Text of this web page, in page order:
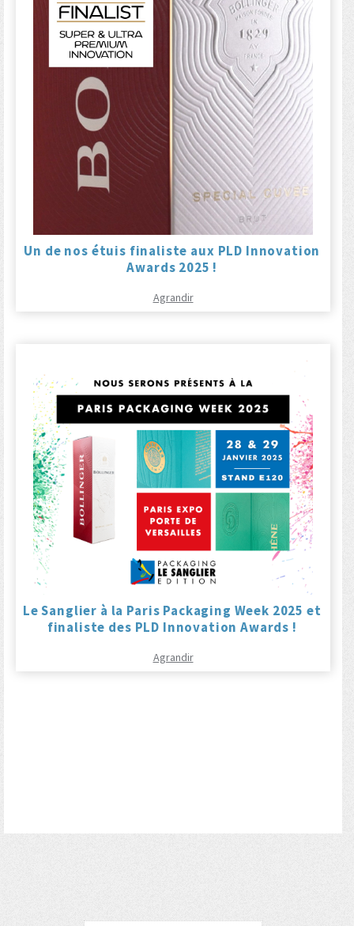
Un de nos étuis finaliste aux PLD Innovation
Awards 2025 !
Agrandir
Le Sanglier à la Paris Packaging Week 2025 et
finaliste des PLD Innovation Awards !
Agrandir